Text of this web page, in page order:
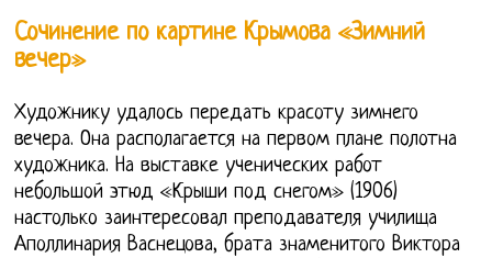
Сочинение по картине Крымова «Зимний
вечер»
Художнику удалось передать красоту зимнего
вечера. Она располагается на первом плане полотна
художника. На выставке ученических работ
небольшой этюд «Крыши под снегом» (1906)
настолько заинтересовал преподавателя училища
Аполлинария Васнецова, брата знаменитого Виктора